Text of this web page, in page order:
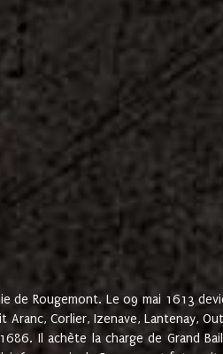
de Rougemont. Le 09 mai 1613
Aranc, Corlier, Izenave, Lantenay,
Il achète la charge de Grand